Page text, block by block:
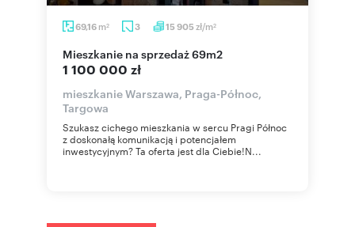
69,16 m2 3 15 905 zł/m2
mieszkanie na sprzedaż 69m2
1 100 000 zł
mieszkanie Warszawa, Praga-Północ,
Targowa
Szukasz cichego mieszkania w sercu Pragi Północ
z doskonałą komunikacją i potencjałem
inwestycyjnym? Ta oferta jest dla Ciebie!N...